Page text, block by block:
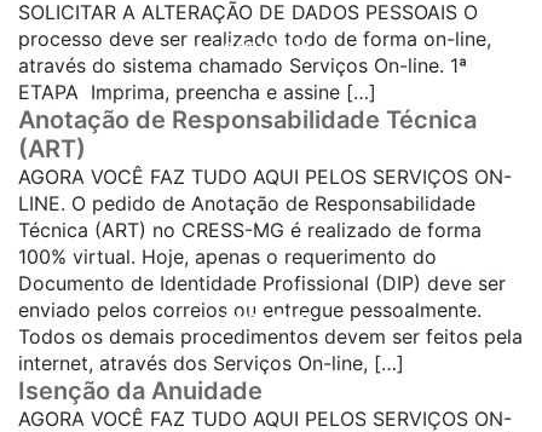
SOLICITAR A ALTERAÇÃO DE DADOS PESSOAIS O
processo deve ser realizado todo de forma on-line,
através do sistema chamado Serviços On-line. 1ª
ETAPA Imprima, preencha e assine […]
SAIBA MAIS...
Anotação de Responsabilidade Técnica
(ART)
AGORA VOCÊ FAZ TUDO AQUI PELOS SERVIÇOS ON-
LINE. O pedido de Anotação de Responsabilidade
Técnica (ART) no CRESS-MG é realizado de forma
100% virtual. Hoje, apenas o requerimento do
Documento de Identidade Profissional (DIP) deve ser
enviado pelos correios ou entregue pessoalmente.
Todos os demais procedimentos devem ser feitos pela
internet, através dos Serviços On-line, […]
SAIBA MAIS...
Isenção da Anuidade
AGORA VOCÊ FAZ TUDO AQUI PELOS SERVIÇOS ON-